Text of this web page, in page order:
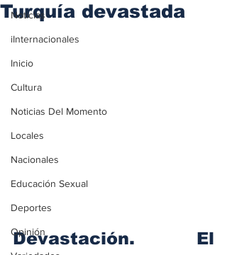
Noticias
iInternacionales
Inicio
Cultura
Noticias Del Momento
Locales
Nacionales
Educación Sexual
Deportes
Opinión
Turquía devastada
Devastación. El